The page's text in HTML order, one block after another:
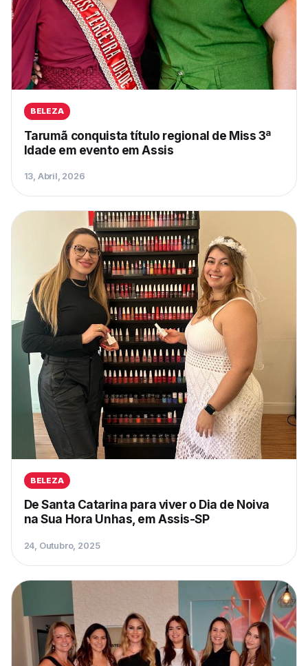
BELEZA
Tarumã conquista título regional de Miss 3ª
Idade em evento em Assis
13, Abril, 2026
BELEZA
De Santa Catarina para viver o Dia de Noiva
na Sua Hora Unhas, em Assis-SP
24, Outubro, 2025